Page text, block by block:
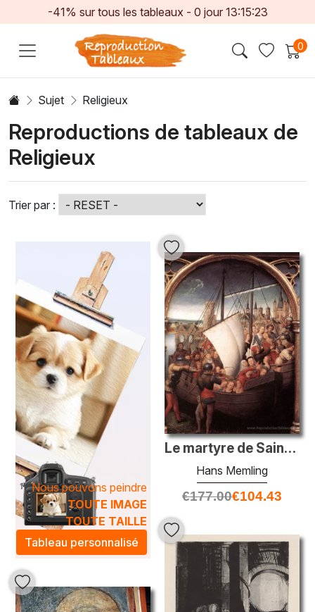
-41% sur tous les tableaux -0 jour 13:15:21
0
Sujet Religieux
Reproductions de tableaux de
Religieux
Trier par :
Nous pouvons peindre
TOUTE IMAGE
TOUTE TAILLE
Tableau personnalisé
Le martyre de Saint Ursula et ses compagnons à Cologne, du reliq
Hans Memling
€177.00€104.43